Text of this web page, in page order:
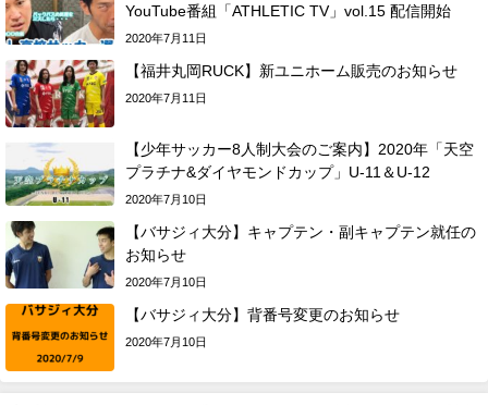
YouTube番組「ATHLETIC TV」vol.15 配信開始
2020年7月11日
【福井丸岡RUCK】新ユニホーム販売のお知らせ
2020年7月11日
【少年サッカー8人制大会のご案内】2020年「天空
プラチナ&ダイヤモンドカップ」U-11＆U-12
2020年7月10日
【バサジィ大分】キャプテン・副キャプテン就任の
お知らせ
2020年7月10日
【バサジィ大分】背番号変更のお知らせ
2020年7月10日